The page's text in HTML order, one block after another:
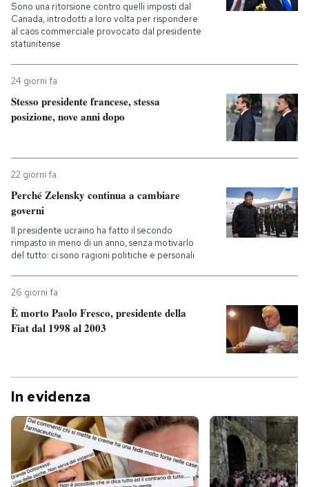
Sono una ritorsione contro quelli imposti dal
Canada, introdotti a loro volta per rispondere
al caos commerciale provocato dal presidente
statunitense
24 giorni fa
Stesso presidente francese, stessa
posizione, nove anni dopo
22 giorni fa
Perché Zelensky continua a cambiare
governi
Il presidente ucraino ha fatto il secondo
rimpasto in meno di un anno, senza motivarlo
del tutto: ci sono ragioni politiche e personali
26 giorni fa
È morto Paolo Fresco, presidente della
Fiat dal 1998 al 2003
In evidenza